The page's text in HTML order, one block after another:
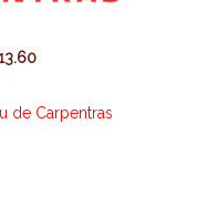
de Carpentras